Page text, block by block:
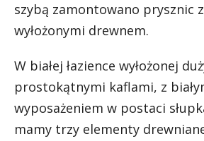
szybą zamontowano prysznic
wyłożonymi drewnem.
W białej łazience wyłożonej
prostokątnymi kaflami, z
wyposażeniem w postaci
mamy trzy elementy